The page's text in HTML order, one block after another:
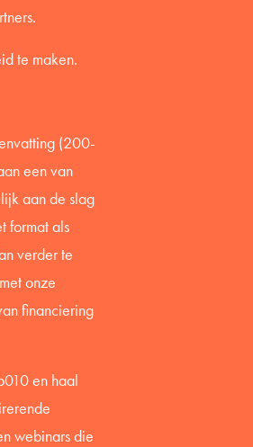
te maken.
(200-
een van
aan de slag
format als
verder te
onze
financiering
en haal
webinars die